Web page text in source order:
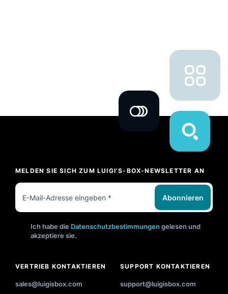
MELDEN SIE SICH ZUM LUIGI'S-BOX-NEWSLETTER AN
Abonnieren
Ich habe die Datenschutzbestimmungen gelesen und
akzeptiere sie.
VERTRIEB KONTAKTIEREN
sales@luigisbox.com
SUPPORT KONTAKTIEREN
support@luigisbox.com